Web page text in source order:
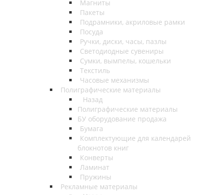
Магниты
Пакеты
Подрамники, акриловые рамки
Посуда
Ручки, диски, часы, пазлы
Светодиодные сувениры
Сумки, вымпелы, кошельки
Текстиль
Часовые механизмы
Полиграфические материалы
Назад
Полиграфические материалы
БУ оборудование продажа
Бумага
Комплектующие для календарей
блокнотов книг
Конверты
Ламинат
Пружины
Рекламные материалы